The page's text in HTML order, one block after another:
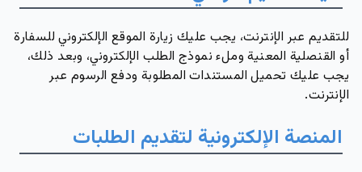
للتقديم عبر الإنترنت، يجب عليك زيارة الموقع الإلكتروني للسفارة
أو القنصلية المعنية وملء نموذج الطلب الإلكتروني، وبعد ذلك،
يجب عليك تحميل المستندات المطلوبة ودفع الرسوم عبر
الإنترنت.
المنصة الإلكترونية لتقديم الطلبات